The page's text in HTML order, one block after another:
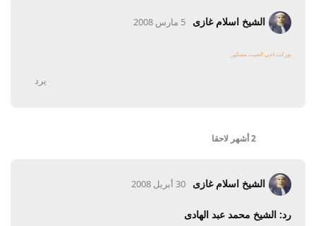
الشيخ اسلام غازى 5 مارس 2008
بوركت اخى الحبيب مشكور
يرد
2 أشهر لاحقا
الشيخ اسلام غازى 30 أبريل 2008
رد: الشيخ محمد عبد الهادى